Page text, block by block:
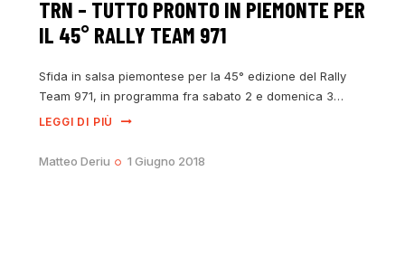
TRN – TUTTO PRONTO IN PIEMONTE PER
IL 45° RALLY TEAM 971
Sfida in salsa piemontese per la 45° edizione del Rally
Team 971, in programma fra sabato 2 e domenica 3…
LEGGI DI PIÙ
Matteo Deriu 1 Giugno 2018